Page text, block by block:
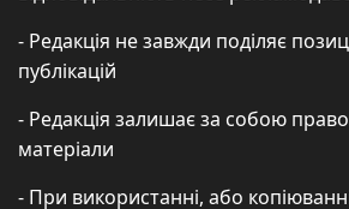
- Редакція не завжди поділяє
публікацій
- Редакція залишає за собою
матеріали
- При використанні, або